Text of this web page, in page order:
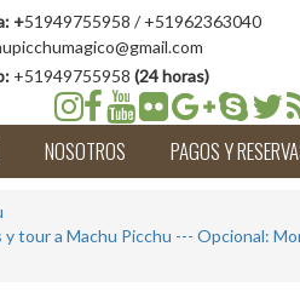
+51949755958 / +51962363040
+51949755958 (24 horas)
NOSOTROS PAGOS Y
y tour a Machu Picchu --- Opcional: